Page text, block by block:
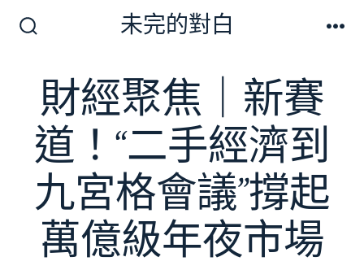
切
開
關
未完的對白
財經聚焦｜新賽
道！“二手經濟到
九宮格會議”撐起
萬億級年夜市場